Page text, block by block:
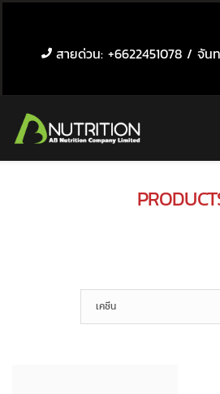
สายด่วน: +6622451078 / จัน
เคซีน